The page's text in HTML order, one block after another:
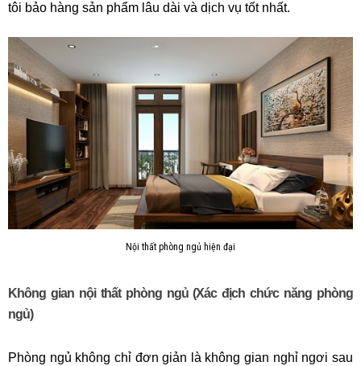
tôi bảo hàng sản phẩm lâu dài và dịch vụ tốt nhất.
Nội thất phòng ngủ hiện đại
Không gian nội thất phòng ngủ (Xác địch chức năng phòng
ngủ)
Phòng ngủ không chỉ đơn giản là không gian nghỉ ngơi sau